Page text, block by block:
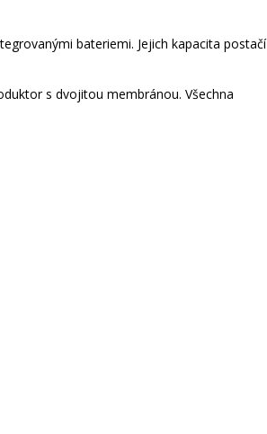
bateriemi. Jejich kapacita postačí
s dvojitou membránou. Všechna